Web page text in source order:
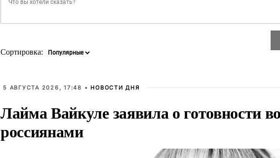
Сортировка:
5 АВГУСТА 2026, 17:48 • НОВОСТИ ДНЯ
Лайма Вайкуле заявила о готовности
россиянами